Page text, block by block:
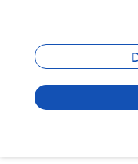
VISITAÇÃO
MAIS INFORMAÇÕES